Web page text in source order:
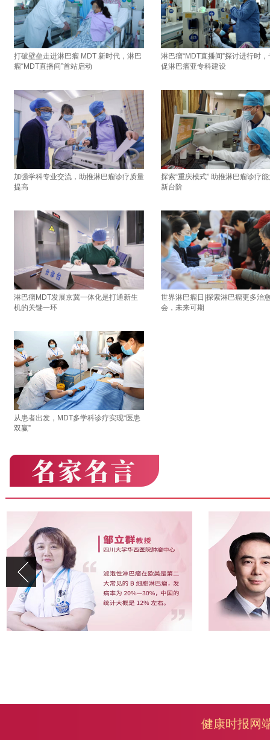
打破壁垒走进淋巴瘤 MDT 新时代，淋巴
瘤“MDT直播间”首站启动
淋巴瘤“MDT直播间”探讨进行时
促淋巴瘤亚专科建设
加强学科专业交流，助推淋巴瘤诊疗质量
提高
探索“重庆模式” 助推淋巴瘤诊疗
新台阶
淋巴瘤MDT发展京冀一体化是打通新生
机的关键一环
世界淋巴瘤日|探索淋巴瘤更多治
会，未来可期
从患者出发，MDT多学科诊疗实现“医患
双赢”
健康时报网